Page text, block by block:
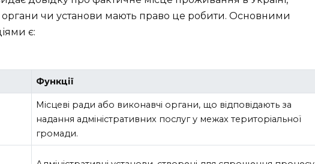
органи чи установи мають право це робити. Основними
є:
Функції
Місцеві ради або виконавчі органи, що відповідають за
надання адміністративних послуг у межах територіальної
громади.